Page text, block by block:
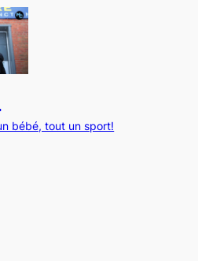
bébé, tout un sport!